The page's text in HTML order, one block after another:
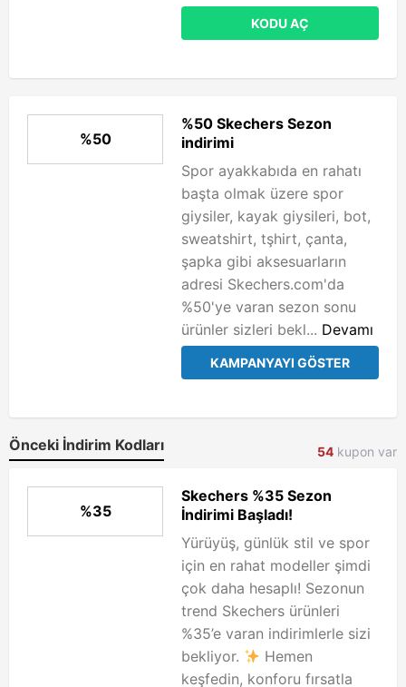
KODU AÇ
%50
%50 Skechers Sezon
indirimi
Spor ayakkabıda en rahatı
başta olmak üzere spor
giysiler, kayak giysileri, bot,
sweatshirt, tşhirt, çanta,
şapka gibi aksesuarların
adresi Skechers.com'da
%50'ye varan sezon sonu
ürünler sizleri bekl... Devamı
KAMPANYAYI GÖSTER
Önceki İndirim Kodları 54 kupon var
%35
Skechers %35 Sezon
İndirimi Başladı!
Yürüyüş, günlük stil ve spor
için en rahat modeller şimdi
çok daha hesaplı! Sezonun
trend Skechers ürünleri
%35’e varan indirimlerle sizi
bekliyor.
Hemen
keşfedin, konforu fırsatla